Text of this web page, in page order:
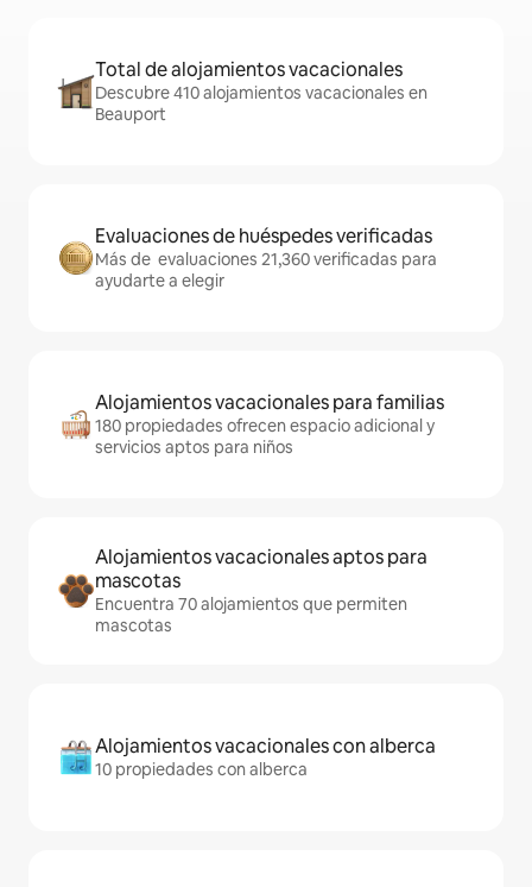
Total de alojamientos vacacionales
Descubre 410 alojamientos vacacionales en
Beauport
Evaluaciones de huéspedes verificadas
Más de evaluaciones 21,360 verificadas para
ayudarte a elegir
Alojamientos vacacionales para familias
180 propiedades ofrecen espacio adicional y
servicios aptos para niños
Alojamientos vacacionales aptos para
mascotas
Encuentra 70 alojamientos que permiten
mascotas
Alojamientos vacacionales con alberca
10 propiedades con alberca